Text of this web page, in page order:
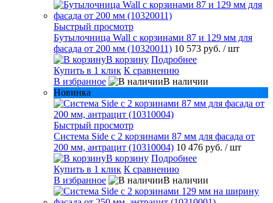
Быстрый просмотр
Бутылочница Wall с корзинами 87 и 129 мм для
фасада от 200 мм (10320011) 10 573 руб. / шт
В корзину Подробнее
Купить в 1 клик К сравнению
В избранное
В наличии
Новинка
Быстрый просмотр
Система Side с 2 корзинами 87 мм для фасада от
200 мм, антрацит (10310004) 10 476 руб. / шт
В корзину Подробнее
Купить в 1 клик К сравнению
В избранное
В наличии